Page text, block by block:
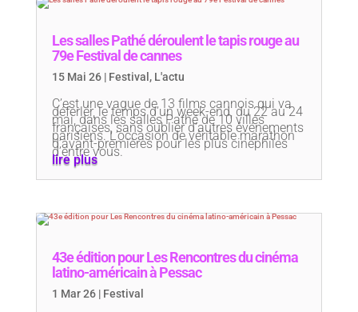
Les salles Pathé déroulent le tapis rouge au
79e Festival de cannes
15 Mai 26| Festival , L'actu
C’est une vague de 13 films cannois qui va
déferler, le temps d’un week-end, du 22 au 24
mai, dans les salles Pathé de 10 villes
françaises, sans oublier d’autres événements
parisiens. L’occasion de véritable marathon
d’avant-premières pour les plus cinéphiles
d’entre vous.
lire plus
43e édition pour Les Rencontres du cinéma
latino-américain à Pessac
1 Mar 26| Festival